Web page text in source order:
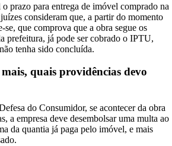
o prazo para entrega de imóvel comprado na
consideram que, a partir do momento
se, que comprova que a obra segue os
prefeitura, já pode ser cobrado o IPTU,
tenha sido concluída.
quais providências devo
do Consumidor, se acontecer da obra
a empresa deve desembolsar uma multa ao
da quantia já paga pelo imóvel, e mais